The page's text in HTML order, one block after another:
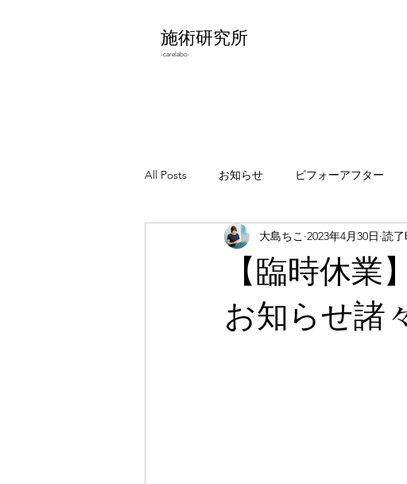
施術研究所
-carelabo-
All Posts お知らせ ビフォーアフター
わりとどうでもいいこと エラ張りにつ
【臨時休業
お知らせ諸
大島ちこ 2023年4月30日 読